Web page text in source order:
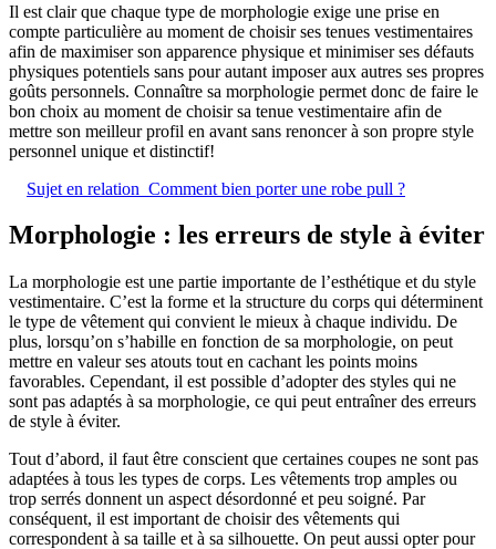
Il est clair que chaque type de morphologie exige une prise en
compte particulière au moment de choisir ses tenues vestimentaires
afin de maximiser son apparence physique et minimiser ses défauts
physiques potentiels sans pour autant imposer aux autres ses propres
goûts personnels. Connaître sa morphologie permet donc de faire le
bon choix au moment de choisir sa tenue vestimentaire afin de
mettre son meilleur profil en avant sans renoncer à son propre style
personnel unique et distinctif!
Sujet en relation Comment bien porter une robe pull ?
Morphologie : les erreurs de style à éviter
La morphologie est une partie importante de l’esthétique et du style
vestimentaire. C’est la forme et la structure du corps qui déterminent
le type de vêtement qui convient le mieux à chaque individu. De
plus, lorsqu’on s’habille en fonction de sa morphologie, on peut
mettre en valeur ses atouts tout en cachant les points moins
favorables. Cependant, il est possible d’adopter des styles qui ne
sont pas adaptés à sa morphologie, ce qui peut entraîner des erreurs
de style à éviter.
Tout d’abord, il faut être conscient que certaines coupes ne sont pas
adaptées à tous les types de corps. Les vêtements trop amples ou
trop serrés donnent un aspect désordonné et peu soigné. Par
conséquent, il est important de choisir des vêtements qui
correspondent à sa taille et à sa silhouette. On peut aussi opter pour